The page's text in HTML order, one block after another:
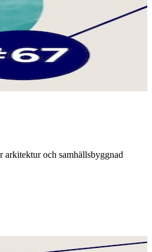
och samhällsbyggnad